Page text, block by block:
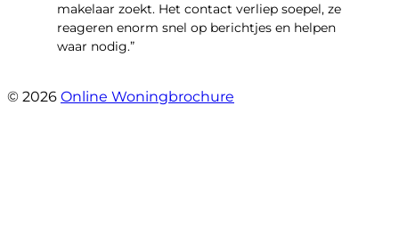
makelaar zoekt. Het contact verliep soepel, ze
reageren enorm snel op berichtjes en helpen
waar nodig.”
© 2026 Online Woningbrochure